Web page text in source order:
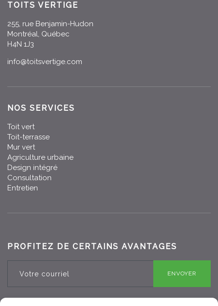
TOITS VERTIGE
255, rue Benjamin-Hudon
Montréal, Québec
H4N 1J3
info@toitsvertige.com
NOS SERVICES
Toit vert
Toit-terrasse
Mur vert
Agriculture urbaine
Design intégré
Consultation
Entretien
PROFITEZ DE CERTAINS AVANTAGES
ENVOYER